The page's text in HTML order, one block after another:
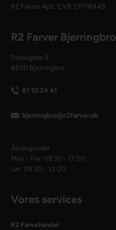
R2 Farver ApS. CVR 27178448
R2 Farver Bjerringbro
Storegade 6
8850 Bjerringbro
81 10 24 41
bjerringbro@r2farver.dk
Åbningstider
Man - Fre: 09.30 - 17.00
Lør: 09.30 - 13.00
Vores services
R2 Farvehandel